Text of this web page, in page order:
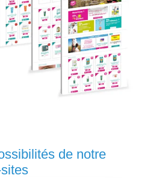
de notre